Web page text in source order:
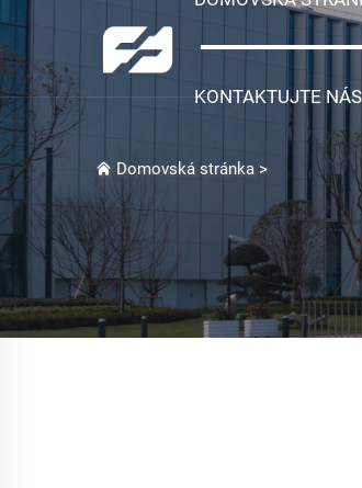
KONTAKTUJTE NÁS
Domovská stránka >